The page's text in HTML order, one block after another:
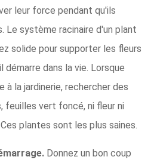
leur force pendant qu'ils
Le système racinaire d'un plant
solide pour supporter les fleurs
dans la vie. Lorsque
à la jardinerie, rechercher des
feuilles vert foncé, ni fleur ni
plantes sont les plus saines.
Donnez un bon coup